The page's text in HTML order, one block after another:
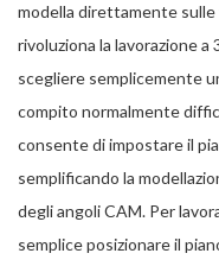
modella direttamente
rivoluziona la lavorazione
scegliere semplicemente
compito normalmente
consente di impostare il
semplificando la
degli angoli CAM. Per
semplice posizionare il